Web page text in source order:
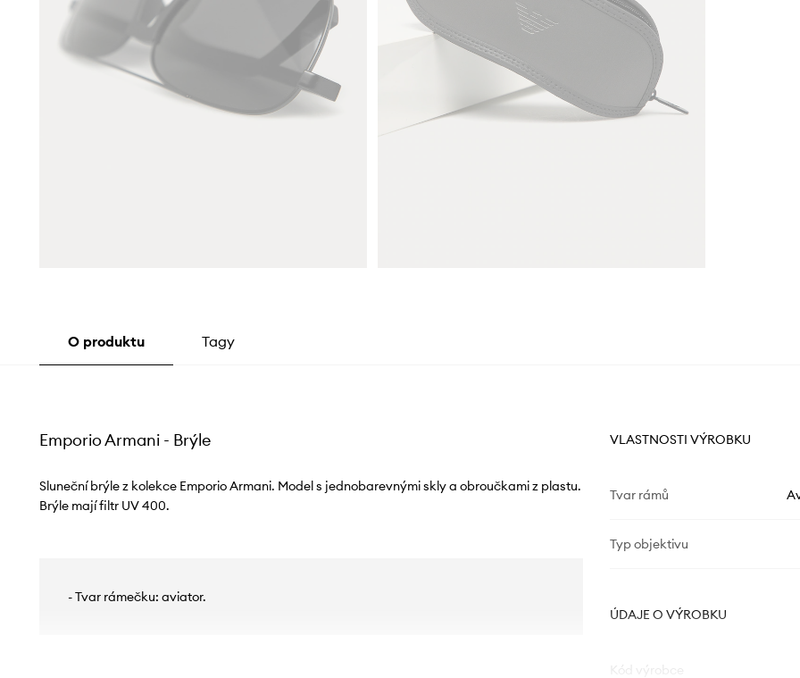
O produktu Tagy
Emporio Armani - Brýle
Sluneční brýle z kolekce Emporio Armani. Model s jednobarevnými skly a obroučkami z plastu.
Brýle mají filtr UV 400.
- Tvar rámečku: aviator.
VLASTNOSTI VÝROBKU
Tvar rámů
Typ objektivu
ÚDAJE O VÝROBKU